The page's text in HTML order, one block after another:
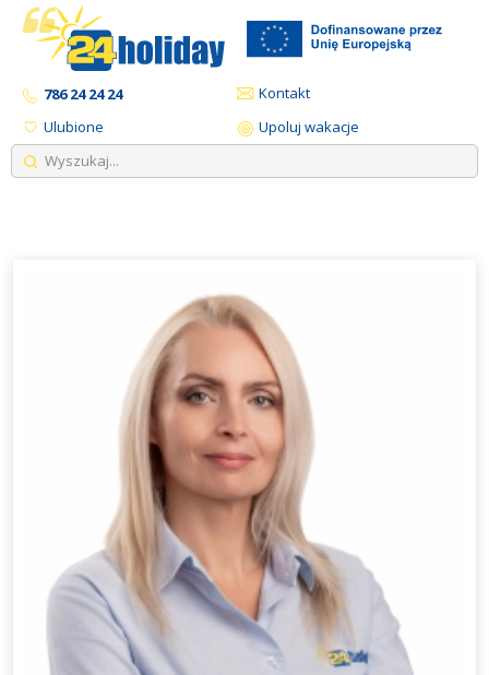
786 24 24 24
Kontakt
Ulubione
Upoluj wakacje